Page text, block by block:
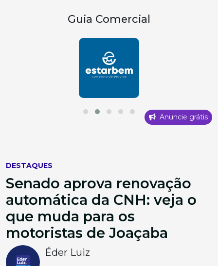
Guia Comercial
Anuncie grátis
DESTAQUES
Senado aprova renovação
automática da CNH: veja o
que muda para os
motoristas de Joaçaba
Éder Luiz